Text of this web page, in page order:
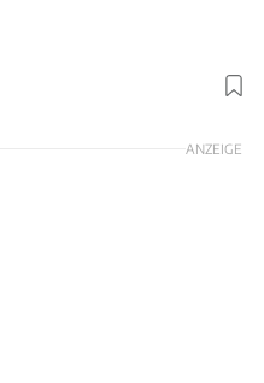
Foto: VW
ANZEIGE